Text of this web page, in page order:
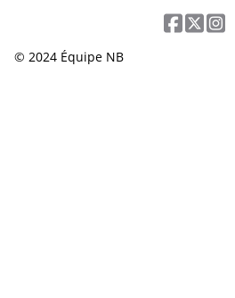
© 2024 Équipe NB